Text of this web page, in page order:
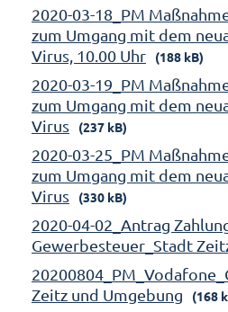
2020-03-18_PM
zum Umgang mit dem
Virus, 10.00 Uhr
(188 kB)
2020-03-19_PM
zum Umgang mit dem
Virus
(237 kB)
2020-03-25_PM
zum Umgang mit dem
Virus
(330 kB)
2020-04-02_Antrag
Gewerbesteuer_Stadt
Zeitz und Umgebung
(168